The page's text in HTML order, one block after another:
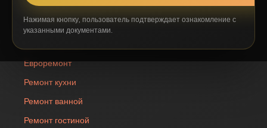
Нажимая кнопку, пользователь подтверждает ознакомление с
указанными документами.
Капитальный ремонт
Косметический ремонт
Евроремонт
Ремонт кухни
Ремонт ванной
Ремонт гостиной